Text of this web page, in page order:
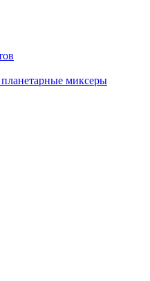
миксеры